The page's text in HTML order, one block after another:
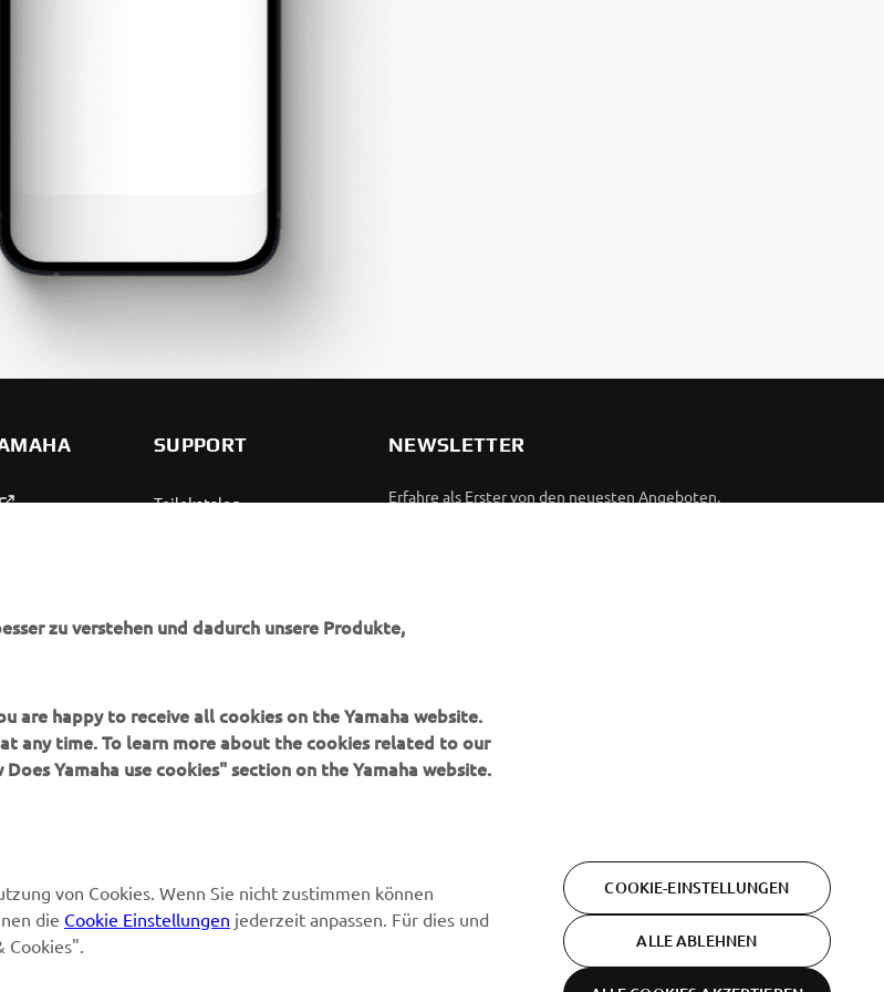
Global
SUPPORT
Teilekatalog
Umgang mit Altbatterien
NEWSLETTER
Erfahre als Erster von den neuesten Angeboten,
Lesen Sie unsere Datenschutzrichtlinie, um zu erfahren, wie wir
zu verstehen und dadurch unsere Produkte,
are happy to receive all cookies on the Yamaha website.
any time. To learn more about the cookies related to our
Yamaha use cookies" section on the Yamaha website.
von Cookies. Wenn Sie nicht zustimmen können
die Cookie Einstellungen jederzeit anpassen. Für dies und
Cookies".
COOKIE-EINSTELLUNGEN
ALLE ABLEHNEN